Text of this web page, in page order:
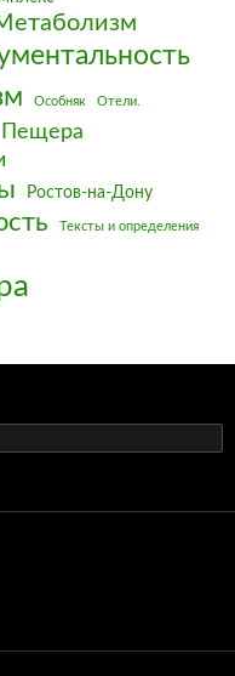
Особняк Отели.
Пещера
Ростов-на-Дону
Тексты и определения